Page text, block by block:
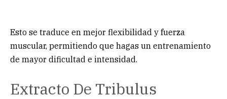
Esto se traduce en mejor flexibilidad y fuerza
muscular, permitiendo que hagas un entrenamiento
de mayor dificultad e intensidad.
Extracto De Tribulus